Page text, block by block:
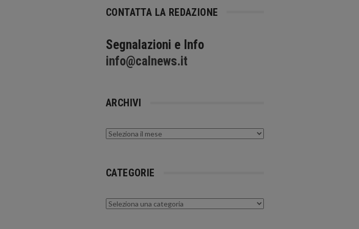
CONTATTA LA REDAZIONE
Segnalazioni e Info
info@calnews.it
ARCHIVI
Archivi
CATEGORIE
Categorie